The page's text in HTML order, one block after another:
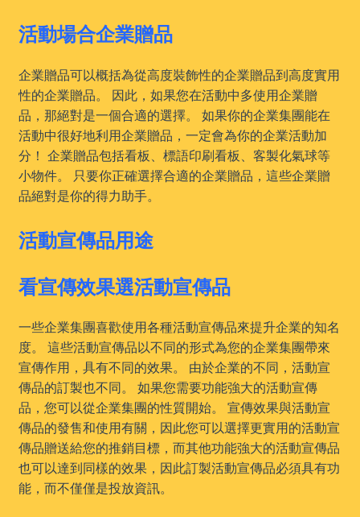
活動場合企業贈品
企業贈品可以概括為從高度裝飾性的企業贈品到高度實用
性的企業贈品。 因此，如果您在活動中多使用企業贈
品，那絕對是一個合適的選擇。 如果你的企業集團能在
活動中很好地利用企業贈品，一定會為你的企業活動加
分！ 企業贈品包括看板、標語印刷看板、客製化氣球等
小物件。 只要你正確選擇合適的企業贈品，這些企業贈
品絕對是你的得力助手。
活動宣傳品用途
看宣傳效果選活動宣傳品
一些企業集團喜歡使用各種活動宣傳品來提升企業的知名
度。 這些活動宣傳品以不同的形式為您的企業集團帶來
宣傳作用，具有不同的效果。 由於企業的不同，活動宣
傳品的訂製也不同。 如果您需要功能強大的活動宣傳
品，您可以從企業集團的性質開始。 宣傳效果與活動宣
傳品的發售和使用有關，因此您可以選擇更實用的活動宣
傳品贈送給您的推銷目標，而其他功能強大的活動宣傳品
也可以達到同樣的效果，因此訂製活動宣傳品必須具有功
能，而不僅僅是投放資訊。